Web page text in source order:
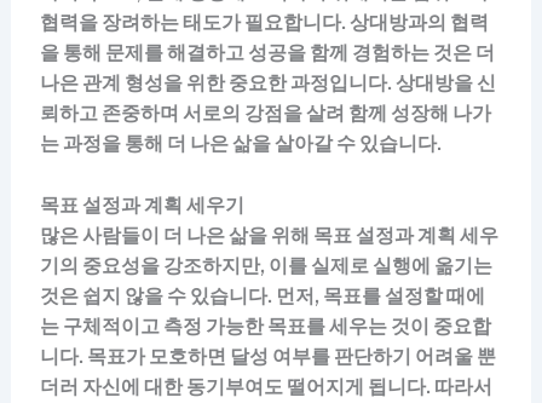
협력을 장려하는 태도가 필요합니다. 상대방과의 협력
을 통해 문제를 해결하고 성공을 함께 경험하는 것은 더
나은 관계 형성을 위한 중요한 과정입니다. 상대방을 신
뢰하고 존중하며 서로의 강점을 살려 함께 성장해 나가
는 과정을 통해 더 나은 삶을 살아갈 수 있습니다.
목표 설정과 계획 세우기
많은 사람들이 더 나은 삶을 위해 목표 설정과 계획 세우
기의 중요성을 강조하지만, 이를 실제로 실행에 옮기는
것은 쉽지 않을 수 있습니다. 먼저, 목표를 설정할 때에
는 구체적이고 측정 가능한 목표를 세우는 것이 중요합
니다. 목표가 모호하면 달성 여부를 판단하기 어려울 뿐
더러 자신에 대한 동기부여도 떨어지게 됩니다. 따라서